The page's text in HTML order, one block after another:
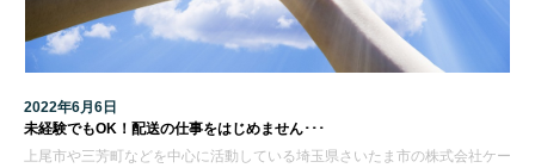
2022年6月6日
未経験でもOK！配送の仕事をはじめません･･･
上尾市や三芳町などを中心に活動している埼玉県さいたま市の株式会社ケー